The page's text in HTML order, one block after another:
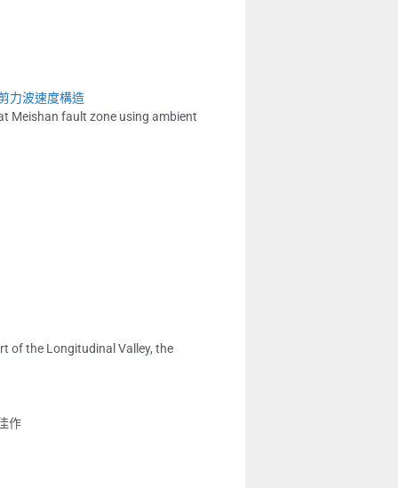
力波速度構造
Meishan fault zone using ambient
of the Longitudinal Valley, the
作